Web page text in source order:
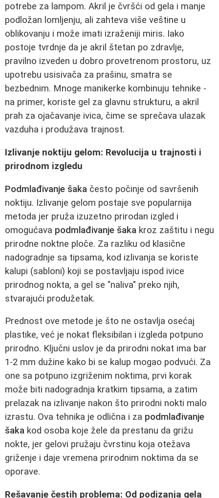
potrebe za lampom. Akril je čvršći od gela i manje
podložan lomljenju, ali zahteva više veštine u
oblikovanju i može imati izraženiji miris. Iako
postoje tvrdnje da je akril štetan po zdravlje,
pravilno izveden u dobro provetrenom prostoru, uz
upotrebu usisivača za prašinu, smatra se
bezbednim. Mnoge manikerke kombinuju tehnike -
na primer, koriste gel za glavnu strukturu, a akril
prah za ojačavanje ivica, čime se sprečava ulazak
vazduha i produžava trajnost.
Izlivanje noktiju gelom: Revolucija u trajnosti i
prirodnom izgledu
Podmlađivanje šaka često počinje od savršenih
noktiju. Izlivanje gelom postaje sve popularnija
metoda jer pruža izuzetno prirodan izgled i
omogućava podmlađivanje šaka kroz zaštitu i negu
prirodne noktne ploče. Za razliku od klasične
nadogradnje sa tipsama, kod izlivanja se koriste
kalupi (sabloni) koji se postavljaju ispod ivice
prirodnog nokta, a gel se "naliva" preko njih,
stvarajući produžetak.
Prednost ove metode je što ne ostavlja osećaj
plastike, već je nokat fleksibilan i izgleda potpuno
prirodno. Ključni uslov je da prirodni nokat ima bar
1-2 mm dužine kako bi se kalup mogao podvući. Za
one sa potpuno izgriženim noktima, prvi korak
može biti nadogradnja kratkim tipsama, a zatim
prelazak na izlivanje nakon što prirodni nokti malo
izrastu. Ova tehnika je odlična i za podmlađivanje
šaka kod osoba koje žele da prestanu da grižu
nokte, jer gelovi pružaju čvrstinu koja otežava
griženje i daje vremena prirodnim noktima da se
oporave.
Rešavanje čestih problema: Od podizanja gela